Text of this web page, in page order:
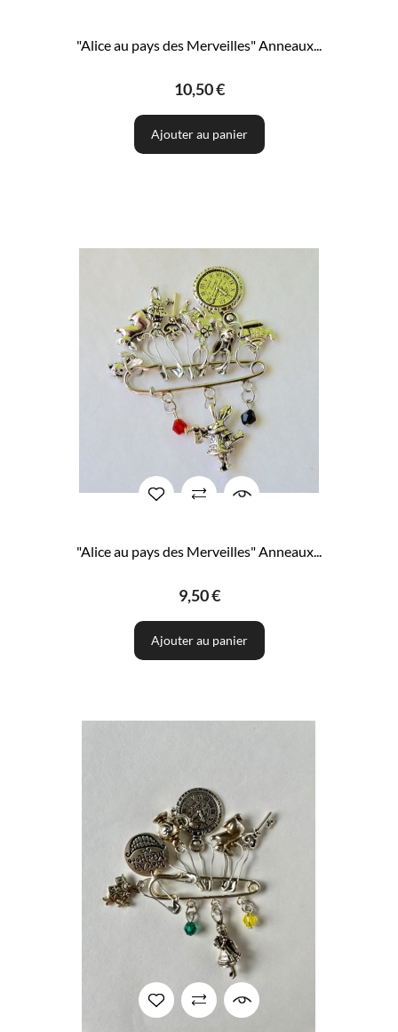
"Alice au pays des Merveilles" Anneaux...
10,50 €
Ajouter au panier
"Alice au pays des Merveilles" Anneaux...
9,50 €
Ajouter au panier